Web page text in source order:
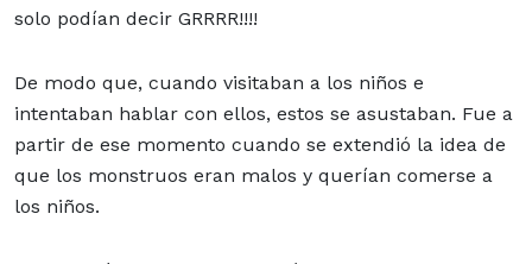
solo podían decir GRRRR!!!!
De modo que, cuando visitaban a los niños e
intentaban hablar con ellos, estos se asustaban. Fue a
partir de ese momento cuando se extendió la idea de
que los monstruos eran malos y querían comerse a
los niños.